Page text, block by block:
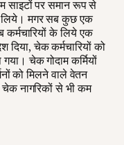
साइटों पर समान रूप से
लिये। मगर सब कुछ एक
कर्मचारियों के लिये एक
दिया, चेक कर्मचारियों को
चेक गोदाम कर्मियों
को मिलने वाले वेतन
नागरिकों से भी कम